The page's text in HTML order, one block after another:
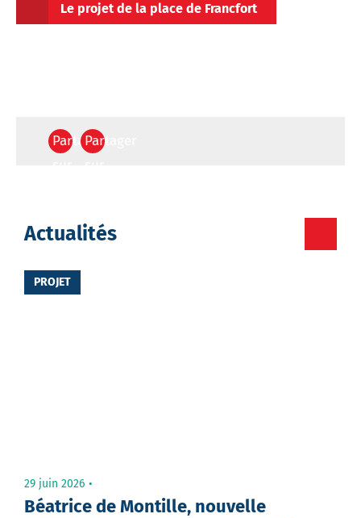
Le projet de la place de Francfort
PartagerPartager
destinataire
Votre
Actualités
PROJET
29 juin 2026
Béatrice de Montille, nouvelle